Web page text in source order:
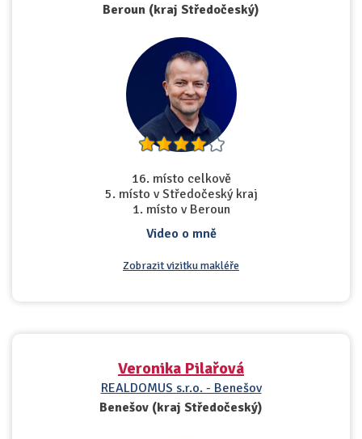
Beroun (kraj Středočeský)
16. místo celkově
5. místo v Středočeský kraj
1. místo v Beroun
Video o mně
Zobrazit vizitku makléře
Veronika Pilařová
REALDOMUS s.r.o. - Benešov
Benešov (kraj Středočeský)